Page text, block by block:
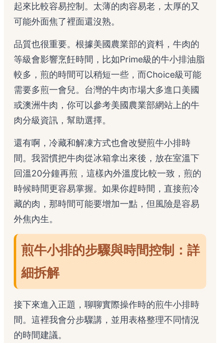
起來比較容易控制。太薄的肉容易老，太厚的又
可能外面焦了裡面還沒熟。
品質也很重要。根據美國農業部的資料，牛肉的
等級會影響烹飪時間，比如Prime級的牛小排油脂
較多，煎的時間可以稍短一些，而Choice級可能
需要多煎一會兒。台灣的牛肉市場大多進口美國
或澳洲牛肉，你可以參考美國農業部網站 上的牛
肉分級資訊，幫助選擇。
還有啊，冷藏和解凍方式也會改變煎牛小排時
間。我習慣把牛肉從冰箱拿出來後，放在室溫下
回溫20分鐘再煎，這樣內外溫度比較一致，煎的
時候時間更容易掌握。如果你趕時間，直接煎冷
藏的肉，那時間可能要增加一點，但風險是容易
外焦內生。
煎牛小排的步驟與時間控制：詳
細拆解
接下來進入正題，聊聊實際操作時的煎牛小排時
間。這裡我會分步驟講，並用表格整理不同情況
的時間建議。